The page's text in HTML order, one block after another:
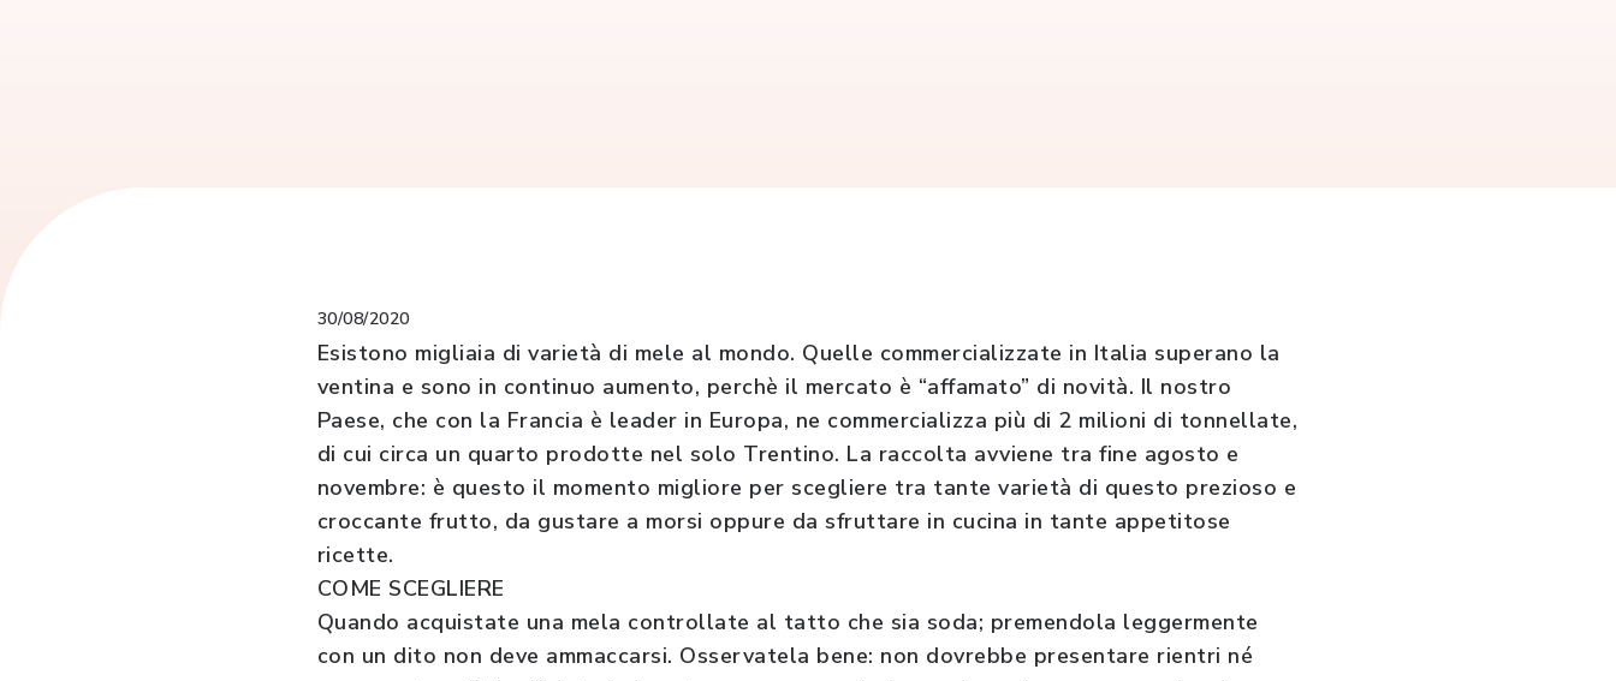
30/08/2020
Esistono migliaia di varietà di mele al mondo. Quelle commercializzate in Italia superano la
ventina e sono in continuo aumento, perchè il mercato è “affamato” di novità. Il nostro
Paese, che con la Francia è leader in Europa, ne commercializza più di 2 milioni di tonnellate,
di cui circa un quarto prodotte nel solo Trentino. La raccolta avviene tra fine agosto e
novembre: è questo il momento migliore per scegliere tra tante varietà di questo prezioso e
croccante frutto, da gustare a morsi oppure da sfruttare in cucina in tante appetitose
ricette.
COME SCEGLIERE
Quando acquistate una mela controllate al tatto che sia soda; premendola leggermente
con un dito non deve ammaccarsi. Osservatela bene: non dovrebbe presentare rientri né